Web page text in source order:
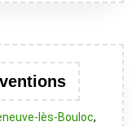
lès-Bouloc,